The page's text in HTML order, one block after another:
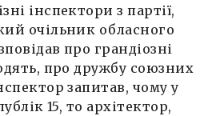
інспектори з партії,
очільник обласного
про грандіозні
про дружбу союзних
запитав, чому у
15, то архітектор,